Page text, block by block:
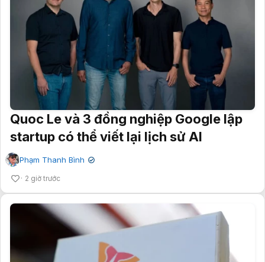
Quoc Le và 3 đồng nghiệp Google lập
startup có thể viết lại lịch sử AI
Phạm Thanh Bình ✔
2 giờ trước